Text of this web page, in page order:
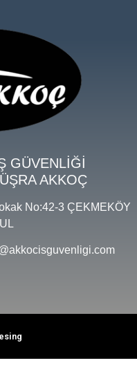
GÜVENLİĞİ
AKKOÇ
No:42-3 ÇEKMEKÖY